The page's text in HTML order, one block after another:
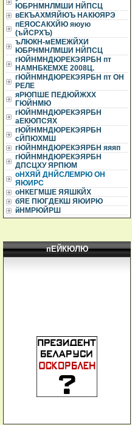
ЮБРНМНЛМШИ НЙПСЦ
вЕКЪАХМЯЙЮЪ НАКЮЯРЭ
пЕЯОСАКХЙЮ яюую
(ъЙСРХЪ)
ъЛЮКН-мЕМЕЖЙХИ
ЮБРНМНЛМШИ НЙПСЦ
гЮЙНМНДЮРЕКЭЯРБН пт
НАМНБКЕМХЕ 2008Ц.
гЮЙНМНДЮРЕКЭЯРБН пт ОН
РЕЛЕ
яРЮПШЕ ПЕДЮЙЖХХ
ГЮЙНМЮ
гЮЙНМНДЮРЕКЭЯРБН
аЕКЮПСЯХ
гЮЙНМНДЮРЕКЭЯРБН
сЙПЮХМШ
гЮЙНМНДЮРЕКЭЯРБН яяяп
гЮЙНМНДЮРЕКЭЯРБН
ДПСЦХУ ЯРПЮМ
оНХЯЙ ДНЙСЛЕМРЮ ОН
ЯЮИРС
оНКЕГМШЕ ЯЯШКЙХ
бЯЕ ПЮГДЕКШ ЯЮИРЮ
йНМРЮЙРШ
пЕЙКЮЛЮ